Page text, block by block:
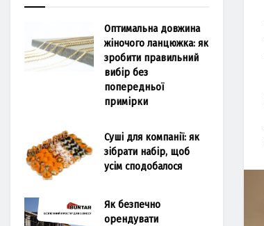
Оптимальна довжина
жіночого ланцюжка: як
зробити правильний
вибір без
попередньої
примірки
Суші для компанії: як
зібрати набір, щоб
усім сподобалося
Як безпечно
орендувати